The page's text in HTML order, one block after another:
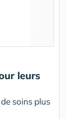
leurs
soins plus